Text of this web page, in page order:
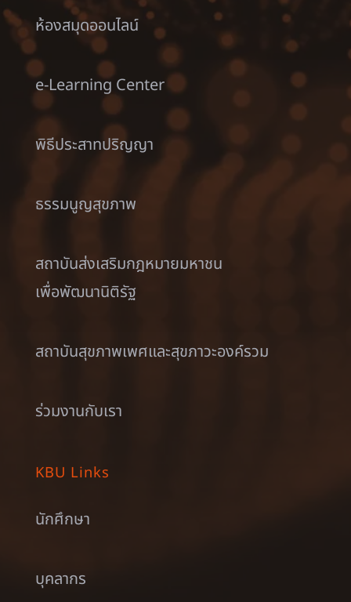
ห้องสมุดออนไลน์
e-Learning Center
พิธีประสาทปริญญา
ธรรมนูญสุขภาพ
สถาบันส่งเสริมกฎหมายมหาชน
เพื่อพัฒนานิติรัฐ
สถาบันสุขภาพเพศและสุขภาวะองค์รวม
ร่วมงานกับเรา
KBU Links
นักศึกษา
บุคลากร